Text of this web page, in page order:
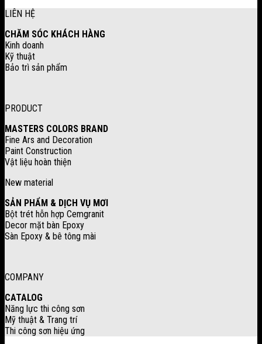
LIÊN HỆ
CHĂM SÓC KHÁCH HÀNG
Kinh doanh
Kỹ thuật
Bảo trì sản phẩm
PRODUCT
MASTERS COLORS BRAND
Fine Ars and Decoration
Paint Construction
Vật liệu hoàn thiện
New material
SẢN PHẨM & DỊCH VỤ MƠI
Bột trét hỗn hợp Cemgranit
Decor mặt bàn Epoxy
Sàn Epoxy & bê tông mài
COMPANY
CATALOG
Năng lực thi công sơn
Mỹ thuật & Trang trí
Thi công sơn hiệu ứng